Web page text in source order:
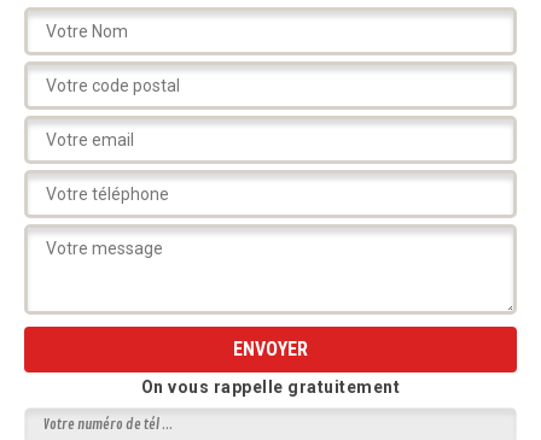
On vous rappelle gratuitement